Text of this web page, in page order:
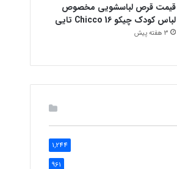
قیمت قرص لباسشویی مخصوص
لباس کودک چیکو Chicco 16 تایی
3 هفته پیش
1,244
961